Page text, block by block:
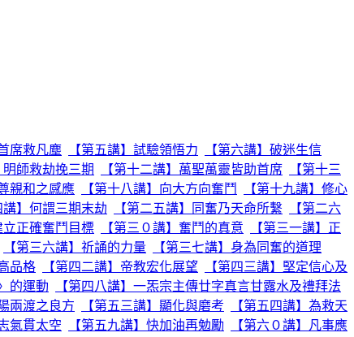
席救凡塵 【第五講】試驗領悟力
【第六講】破迷生信
明師救劫挽三期 【第十二講】萬聖萬靈皆助首席
【第十三
親和之感應 【第十八講】向大方向奮鬥
【第十九講】修心
講】何謂三期末劫 【第二五講】同奮乃天命所繫
【第二六
立正確奮鬥目標 【第三０講】奮鬥的真意
【第三一講】正
【第三六講】祈誦的力量
【第三七講】身為同奮的道理
品格 【第四二講】帝教宏化展望
【第四三講】堅定信心及
的運動
【第四八講】一炁宗主傳廿字真言甘露水及禮拜法
兩渡之良方 【第五三講】顯化與磨考
【第五四講】為救天
氣貫太空 【第五九講】快加油再勉勵
【第六０講】凡事應